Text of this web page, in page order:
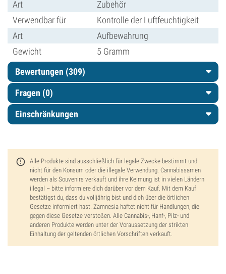
Art
Zubehör
Verwendbar für
Kontrolle der Luftfeuchtigkeit
Art
Aufbewahrung
Gewicht
5 Gramm
Bewertungen (309)
Fragen (0)
Einschränkungen
Alle Produkte sind ausschließlich für legale Zwecke bestimmt und
nicht für den Konsum oder die illegale Verwendung. Cannabissamen
werden als Souvenirs verkauft und ihre Keimung ist in vielen Ländern
illegal – bitte informiere dich darüber vor dem Kauf. Mit dem Kauf
bestätigst du, dass du volljährig bist und dich über die örtlichen
Gesetze informiert hast. Zamnesia haftet nicht für Handlungen, die
gegen diese Gesetze verstoßen. Alle Cannabis-, Hanf-, Pilz- und
anderen Produkte werden unter der Voraussetzung der strikten
Einhaltung der geltenden örtlichen Vorschriften verkauft.